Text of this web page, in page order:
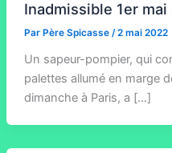
Inadmissible 1er
Par Père Spicasse /2 mai 2022
Un sapeur-pompier, qui
palettes allumé en marge
dimanche à Paris, a […]